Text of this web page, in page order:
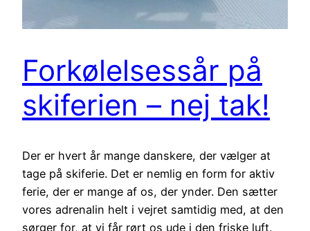
Forkølelsessår på
skiferien – nej tak!
Der er hvert år mange danskere, der vælger at
tage på skiferie. Det er nemlig en form for aktiv
ferie, der er mange af os, der ynder. Den sætter
vores adrenalin helt i vejret samtidig med, at den
sørger for, at vi får rørt os ude i den friske luft.